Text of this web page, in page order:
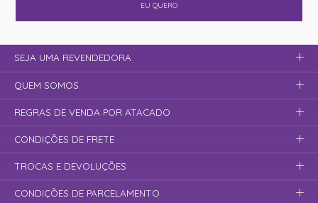
EU QUERO
SEJA UMA REVENDEDORA
QUEM SOMOS
REGRAS DE VENDA POR ATACADO
CONDIÇÕES DE FRETE
TROCAS E DEVOLUÇÕES
CONDIÇÕES DE PARCELAMENTO